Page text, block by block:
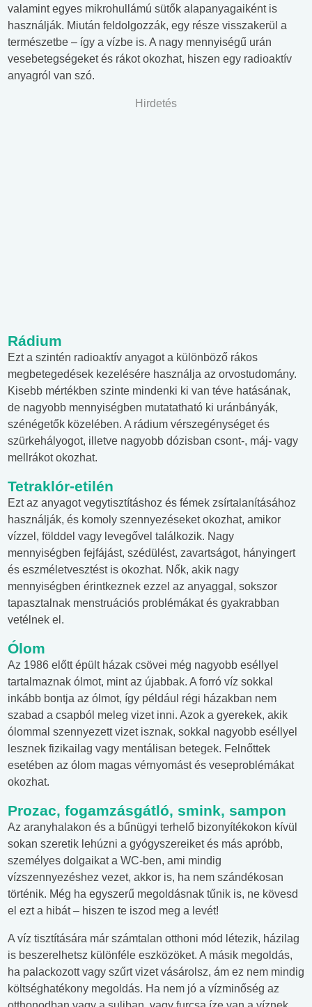
valamint egyes mikrohullámú sütők alapanyagaiként is
használják. Miután feldolgozzák, egy része visszakerül a
természetbe – így a vízbe is. A nagy mennyiségű urán
vesebetegségeket és rákot okozhat, hiszen egy radioaktív
anyagról van szó.
Hirdetés
Rádium
Ezt a szintén radioaktív anyagot a különböző rákos
megbetegedések kezelésére használja az orvostudomány.
Kisebb mértékben szinte mindenki ki van téve hatásának,
de nagyobb mennyiségben mutatatható ki uránbányák,
szénégetők közelében. A rádium vérszegénységet és
szürkehályogot, illetve nagyobb dózisban csont-, máj- vagy
mellrákot okozhat.
Tetraklór-etilén
Ezt az anyagot vegytisztításhoz és fémek zsírtalanításához
használják, és komoly szennyezéseket okozhat, amikor
vízzel, földdel vagy levegővel találkozik. Nagy
mennyiségben fejfájást, szédülést, zavartságot, hányingert
és eszméletvesztést is okozhat. Nők, akik nagy
mennyiségben érintkeznek ezzel az anyaggal, sokszor
tapasztalnak menstruációs problémákat és gyakrabban
vetélnek el.
Ólom
Az 1986 előtt épült házak csövei még nagyobb eséllyel
tartalmaznak ólmot, mint az újabbak. A forró víz sokkal
inkább bontja az ólmot, így például régi házakban nem
szabad a csapból meleg vizet inni. Azok a gyerekek, akik
ólommal szennyezett vizet isznak, sokkal nagyobb eséllyel
lesznek fizikailag vagy mentálisan betegek. Felnőttek
esetében az ólom magas vérnyomást és veseproblémákat
okozhat.
Prozac, fogamzásgátló, smink, sampon
Az aranyhalakon és a bűnügyi terhelő bizonyítékokon kívül
sokan szeretik lehúzni a gyógyszereiket és más apróbb,
személyes dolgaikat a WC-ben, ami mindig
vízszennyezéshez vezet, akkor is, ha nem szándékosan
történik. Még ha egyszerű megoldásnak tűnik is, ne kövesd
el ezt a hibát – hiszen te iszod meg a levét!
A víz tisztítására már számtalan otthoni mód létezik, házilag
is beszerelhetsz különféle eszközöket. A másik megoldás,
ha palackozott vagy szűrt vizet vásárolsz, ám ez nem mindig
költséghatékony megoldás. Ha nem jó a vízminőség az